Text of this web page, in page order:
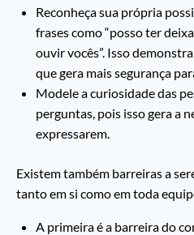
Reconheça sua própria
frases como “posso ter
ouvir vocês”. Isso
que gera mais segurança
Modele a curiosidade das
perguntas, pois isso gera a
expressarem.
Existem também barreiras a
tanto em si como em toda
A primeira é a barreira do